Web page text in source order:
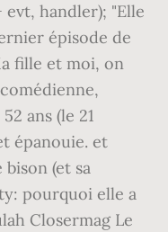
handler); "Elle
épisode de
fille et moi, on
comédienne,
ans (le 21
épanouie. et
(et sa
pourquoi elle a
Closermag Le